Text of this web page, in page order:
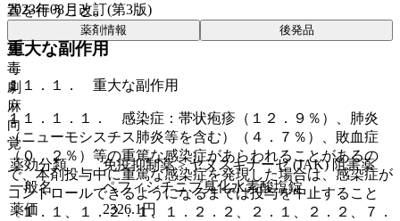
置を行うこと。
重大な副作用
１１．１． 重大な副作用
１１．１．１． 感染症：帯状疱疹（１２．９％）、肺炎
（ニューモシスチス肺炎等を含む）（４．７％）、敗血症
（０．２％）等の重篤な感染症があらわれることがあるの
で、本剤投与中に重篤な感染症を発現した場合は、感染症が
コントロールできるようになるまでは投与を中止すること
〔１．１、１．２．１、１．２．２、２．１、２．２、７．
2023年08月改訂(第3版)
薬剤情報 後発品
先
毒
劇
麻
向
覚
薬効分類
免疫抑制薬 > ヤヌスキナーゼ (JAK) 阻害薬
一般名
ペフィシチニブ臭化水素酸塩錠
薬価
2326.1円